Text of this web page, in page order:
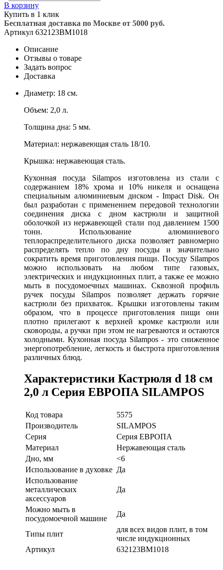
В корзину
Купить в 1 клик
Бесплатная доставка по Москве от 5000 руб.
Артикул 632123BM1018
Описание
Отзывы о товаре
Задать вопрос
Доставка
Диаметр: 18 см.
Объем: 2,0 л.
Толщина дна: 5 мм.
Материал: нержавеющая сталь 18/10.
Крышка: нержавеющая сталь.
Кухонная посуда Silampos изготовлена из стали с
содержанием 18% хрома и 10% никеля и оснащена
специальным алюминиевым диском - Impact Disk. Он
был разработан с применением передовой технологии
соединения диска с дном кастрюли и защитной
оболочкой из нержавеющей стали под давлением 1500
тонн. Использование алюминиевого
теплораспределительного диска позволяет равномерно
распределять тепло по дну посуды и значительно
сократить время приготовления пищи. Посуду Silampos
можно использовать на любом типе газовых,
электрических и индукционных плит, а также ее можно
мыть в посудомоечных машинах. Сквозной профиль
ручек посуды Silampos позволяет держать горячие
кастрюли без прихваток. Крышки изготовлены таким
образом, что в процессе приготовления пищи они
плотно прилегают к верхней кромке кастрюли или
сковороды, а ручки при этом не нагреваются и остаются
холодными. Кухонная посуда Silampos - это сниженное
энергопотребление, легкость и быстрота приготовления
различных блюд.
Характеристики Кастрюля d 18 см
2,0 л Серия ЕВРОПА SILAMPOS
Код товара
5575
Производитель
SILAMPOS
Серия
Серия ЕВРОПА
Материал
Нержавеющая сталь
Дно, мм
<6
Использование в духовке Да
Использование
металлических
аксессуаров
Да
Можно мыть в
посудомоечной машине
Да
Типы плит
для всех видов плит, в том
числе индукционных
Артикул
632123BM1018